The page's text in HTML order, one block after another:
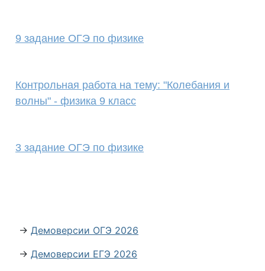
9 задание ОГЭ по физике
Контрольная работа на тему: "Колебания и
волны" - физика 9 класс
3 задание ОГЭ по физике
→ Демоверсии ОГЭ 2026
→ Демоверсии ЕГЭ 2026